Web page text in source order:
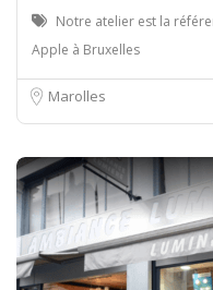
Notre atelier est la
Apple à Bruxelles
Marolles